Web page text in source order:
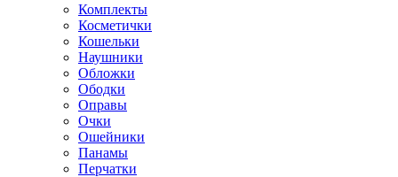
Комплекты
Косметички
Кошельки
Наушники
Обложки
Ободки
Оправы
Очки
Ошейники
Панамы
Перчатки